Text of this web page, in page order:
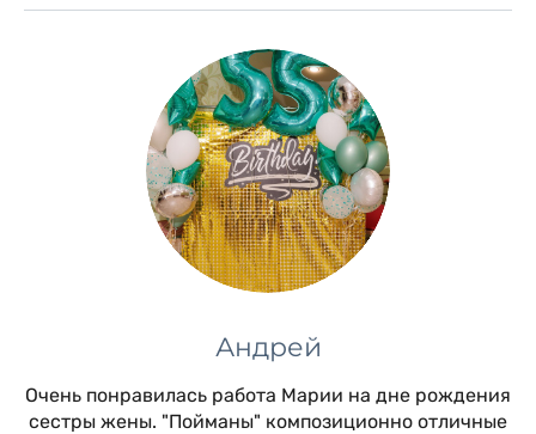
Андрей
Очень понравилась работа Марии на дне рождения
сестры жены. "Пойманы" композиционно отличные